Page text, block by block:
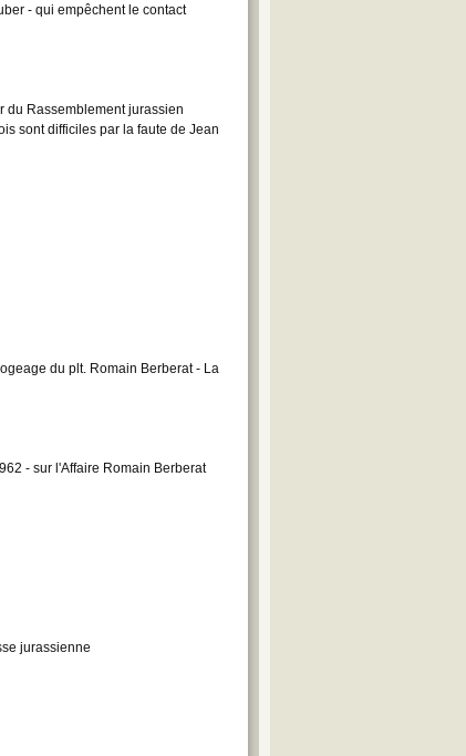
- qui empêchent le contact
du Rassemblement jurassien
sont difficiles par la faute de Jean
du plt. Romain Berberat - La
- sur l'Affaire Romain Berberat
jurassienne